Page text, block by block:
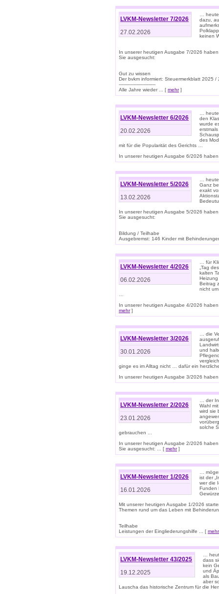
LVKM-Newsletter 7/2026
27.02.2026
…
dazu,
keinen
In unserer heutigen Ausgabe 7/2026
Sie ausgesucht:
Gut zu wissen
Der bvkm informiert: Steuermerkblatt 2025 /
-------------------------
Alle Jahre wieder ... [ mehr]
LVKM-Newsletter 6/2026
20.02.2026
…
den
wurde
des
mit für die Popularität des Gerichts …
In unserer heutigen Ausgabe 6/2026
LVKM-Newsletter 5/2026
13.02.2026
…
Ganz
exakt
In unserer heutigen Ausgabe 5/2026
Sie ausgesucht:
Bildung / Teilhabe
Ausgebremst: 146 Kinder mit
LVKM-Newsletter 4/2026
06.02.2026
… für
„Tag
kalten
Beitrag
nicht
In unserer heutigen Ausgabe 4/2026
mehr]
LVKM-Newsletter 3/2026
30.01.2026
… die
und
ginge es im Alltag nicht … dafür ein
In unserer heutigen Ausgabe 3/2026
LVKM-Newsletter 2/2026
23.01.2026
… der
Wahl
wird sie
solche
gebrauchen ...
In unserer heutigen Ausgabe 2/2026
Sie ausgesucht: ... [ mehr]
LVKM-Newsletter 1/2026
16.01.2026
…
ist der
wer die
Funden
Mit unserer heutigen Ausgabe 1/2026
Themen rund um das Leben mit
Teilhabe
Leistungen der Eingliederungshilfe ... [ mehr
LVKM-Newsletter 43/2025
19.12.2025
…
dass
kein
und
als
aber
Lauscha das historische Zentrum für die